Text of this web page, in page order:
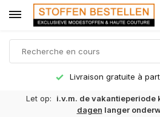
Livraison gratuite à
Let op: i.v.m. de vakantieperiode
dagen langer